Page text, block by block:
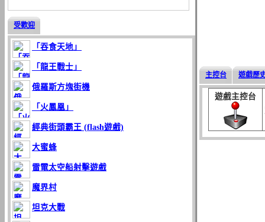
受歡迎
「吞食天地」
「龍王戰士」
俄羅斯方塊街機
「火鳳凰」
經典街頭霸王 (flash遊戲)
大蜜蜂
雷電太空船射擊遊戲
魔界村
坦克大戰
主控台 遊戲歷
遊戲主控台